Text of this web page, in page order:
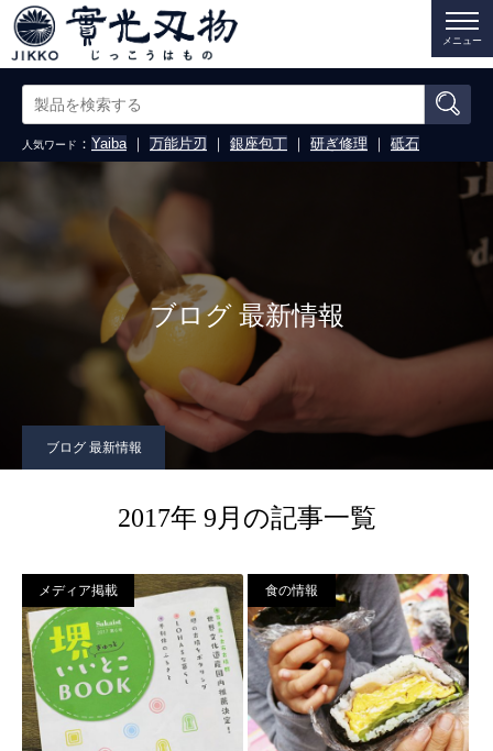
メニュー
人気ワード ： Yaiba｜ 万能片刃 ｜ 銀座包丁 ｜ 研ぎ修理 ｜ 砥石
ブログ 最新情報
ブログ 最新情報
2017年 9月の記事一覧
メディア掲載 食の情報